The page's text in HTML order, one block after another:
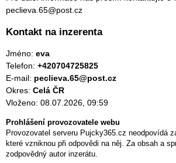
peclieva.65@post.cz
Kontakt na inzerenta
Jméno: eva
Telefon: +420704725825
E-mail: peclieva.65@post.cz
Okres: Celá ČR
Vloženo: 08.07.2026, 09:59
Prohlášení provozovatele webu
Provozovatel serveru Pujcky365.cz neodpovídá
které vzniknou při odpovědi na něj. Za obsah a
zodpovědný autor inzerátu.